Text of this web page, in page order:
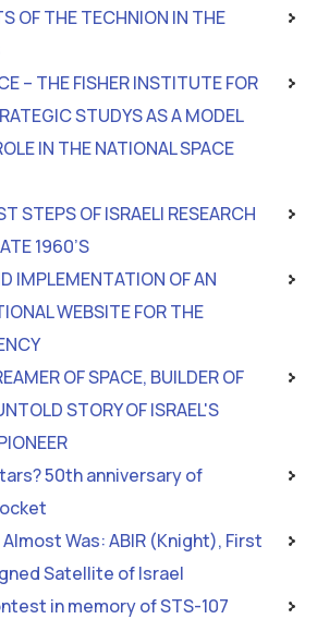
OF THE TECHNION IN THE
– THE FISHER INSTITUTE FOR
STUDYS AS A MODEL
IN THE NATIONAL SPACE
STEPS OF ISRAELI RESEARCH
1960’S
IMPLEMENTATION OF AN
WEBSITE FOR THE
OF SPACE, BUILDER OF
STORY OF ISRAEL'S
50th anniversary of
Was: ABIR (Knight), First
Satellite of Israel
in memory of STS-107